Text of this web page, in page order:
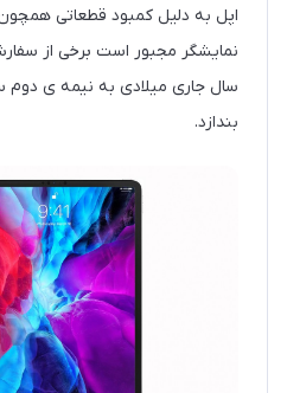
اپل به دلیل کمبود قطعاتی
نمایشگر مجبور است برخی از
سال جاری میلادی به نیمه‌ ی دوم
بندازد.